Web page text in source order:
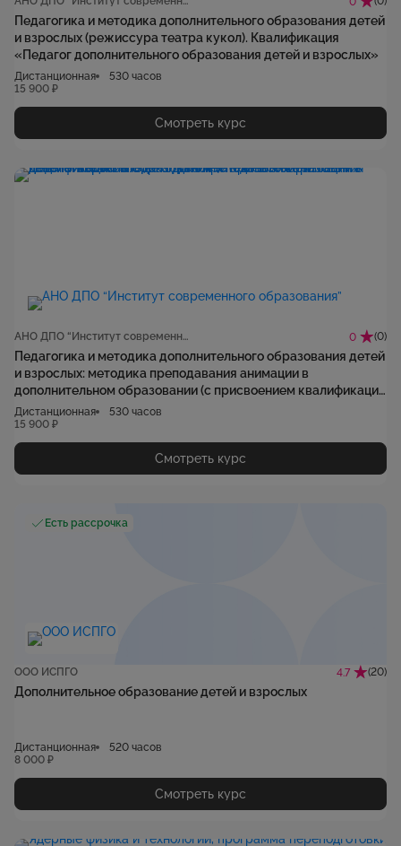
Педагогика и методика дополнительного образования детей
и взрослых (режиссура театра кукол). Квалификация
«Педагог дополнительного образования детей и взрослых»
Дистанционная
530 часов
15 900 ₽
Смотреть курс
АНО ДПО “Институт современного образования” 0 (0)
Педагогика и методика дополнительного образования детей
и взрослых: методика преподавания анимации в
дополнительном образовании (с присвоением квалификации
«Педагог дополнительного образования детей и взрослых»)
Дистанционная
530 часов
15 900 ₽
Смотреть курс
Есть рассрочка
ООО ИСПГО 4.7 (20)
Дополнительное образование детей и взрослых
Дистанционная
520 часов
8 000 ₽
Смотреть курс